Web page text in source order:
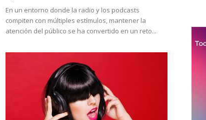
En un entorno donde la radio y los podcasts
compiten con múltiples estímulos, mantener la
atención del público se ha convertido en un reto...